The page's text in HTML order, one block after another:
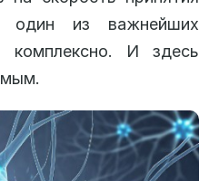
один из важнейших
комплексно. И здесь